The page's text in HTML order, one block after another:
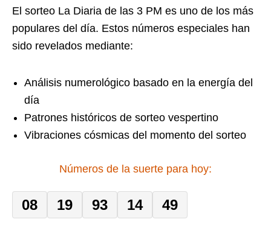
El sorteo La Diaria de las 3 PM es uno de los más
populares del día. Estos números especiales han
sido revelados mediante:
Análisis numerológico basado en la energía del
día
Patrones históricos de sorteo vespertino
Vibraciones cósmicas del momento del sorteo
Números de la suerte para hoy:
08 19 93 14 49